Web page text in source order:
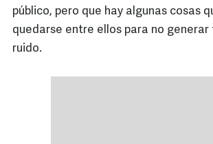
público, pero que hay algunas cosas
quedarse entre ellos para no
ruido.